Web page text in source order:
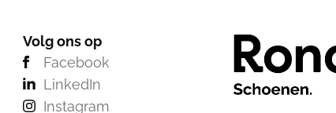
Volg ons op
Facebook
LinkedIn
Instagram